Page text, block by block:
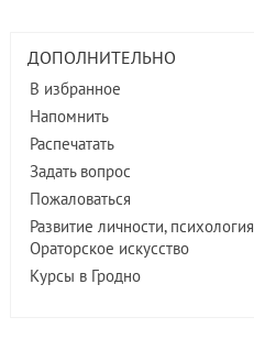
ДОПОЛНИТЕЛЬНО
В избранное
Напомнить
Распечатать
Задать вопрос
Пожаловаться
Развитие личности, психология
Ораторское искусство
Курсы в Гродно